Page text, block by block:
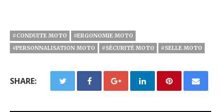
#CONDUITE MOTO
#ERGONOMIE MOTO
#PERSONNALISATION MOTO
#SÉCURITÉ MOTO #SELLE MOTO
SHARE: